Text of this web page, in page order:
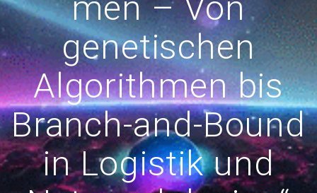
genetischen
Algorithmen bis
Branch-and-Bound
in Logistik und